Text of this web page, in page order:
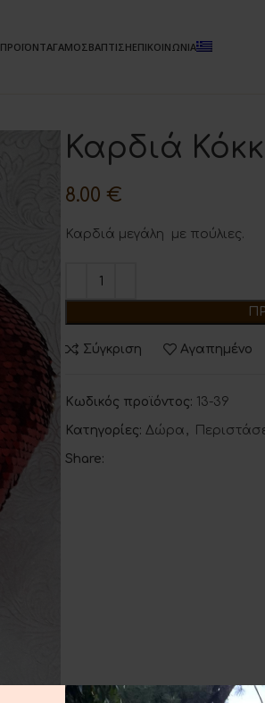
ΠΡΟΪΟΝΤΑΓΑΜΟΣΒΑΠΤΙΣΗΕΠΙΚΟΙΝΩΝΙΑ
Καρδιά
8.00 €
Καρδιά μεγάλη με πούλιες.
Σύγκριση Αγαπημένο
Κωδικός προϊόντος: 13-39
Κατηγορίες: Δώρα ,
Share: